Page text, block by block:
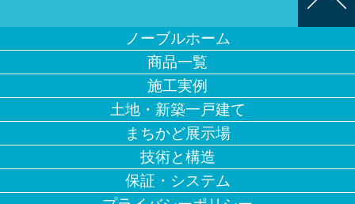
ノーブルホーム
商品一覧
施工実例
土地・新築一戸建て
まちかど展示場
技術と構造
保証・システム